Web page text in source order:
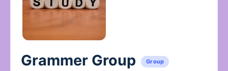
Grammer Group Group